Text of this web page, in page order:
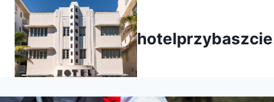
Przejdź
treści